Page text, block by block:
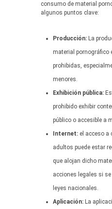
consumo de material
algunos puntos clave:
Producción: La
material pornográfico
prohibidas,
menores.
Exhibición pública:
prohibido exhibir
público o accesible a
Internet: el acceso a
adultos puede estar
que alojan dicho
acciones legales si
leyes nacionales.
Aplicación: La